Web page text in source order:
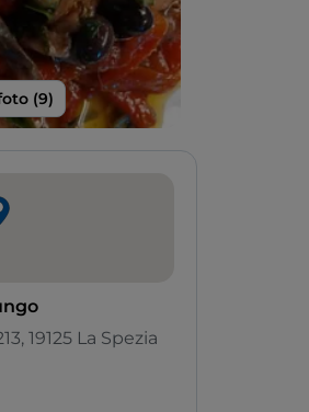
19125 La Spezia